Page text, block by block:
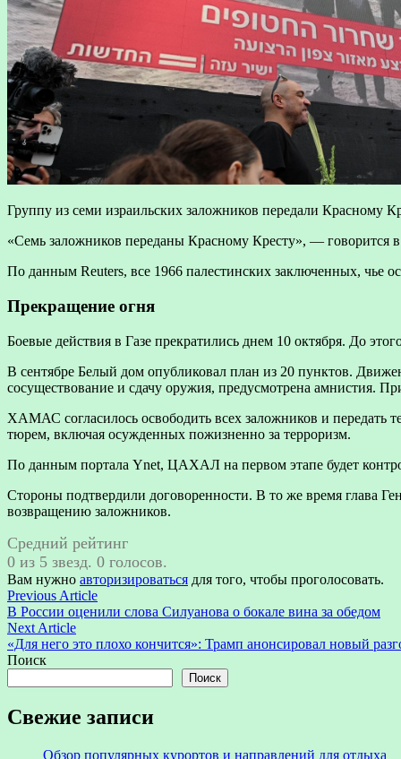
Группу из семи израильских заложников передали Красному
«Семь заложников переданы Красному Кресту», — говорится
По данным Reuters, все 1966 палестинских заключенных, чье
Прекращение огня
Боевые действия в Газе прекратились днем 10 октября. До
В сентябре Белый дом опубликовал план из 20 пунктов.
сосуществование и сдачу оружия, предусмотрена амнистия.
ХАМАС согласилось освободить всех заложников и передать
тюрем, включая осужденных пожизненно за терроризм.
По данным портала Ynet, ЦАХАЛ на первом этапе будет
Стороны подтвердили договоренности. В то же время глава
возвращению заложников.
Средний рейтинг
0 из 5 звезд. 0 голосов.
Вам нужно авторизироваться для того, чтобы проголосовать.
Навигация
по
записям
Previous ArticlePrevious
article:
В России оценили слова Силуанова о бокале вина за обедом
Next ArticleNext
article:
«Для него это плохо кончится»: Трамп анонсировал новый
Поиск
Поиск
Свежие записи
Обзор популярных курортов и направлений для отдыха